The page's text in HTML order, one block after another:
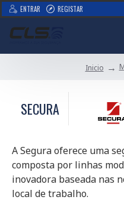
ENTRAR REGISTAR
Inicio
SECURA
A Segura oferece uma
composta por linhas
inovadora baseada nas
local de trabalho.